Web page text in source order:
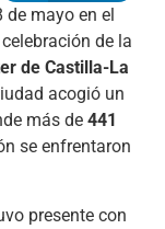
de mayo en el
celebración de la
de Castilla-La
acogió un
más de 441
se enfrentaron
presente con